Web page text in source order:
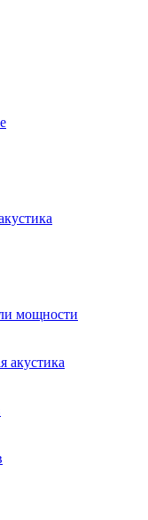
мощности
акустика